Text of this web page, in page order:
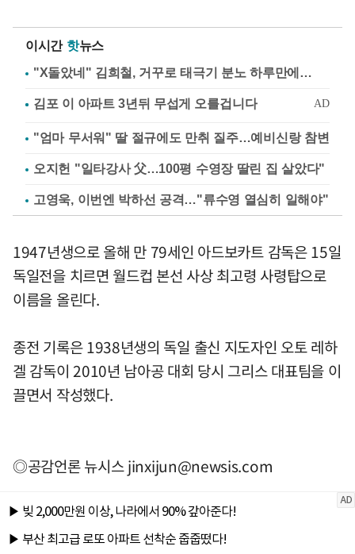
이시간 핫뉴스
"X돌았네" 김희철, 거꾸로 태극기 분노 하루만에…
"엄마 무서워" 딸 절규에도 만취 질주…예비신랑 참변
오지헌 "일타강사 父…100평 수영장 딸린 집 살았다"
고영욱, 이번엔 박하선 공격…"류수영 열심히 일해야"
1947년생으로 올해 만 79세인 아드보카트 감독은 15일
독일전을 치르면 월드컵 본선 사상 최고령 사령탑으로
이름을 올린다.
종전 기록은 1938년생의 독일 출신 지도자인 오토 레하
겔 감독이 2010년 남아공 대회 당시 그리스 대표팀을 이
끌면서 작성했다.
◎공감언론 뉴시스jinxijun@newsis.com